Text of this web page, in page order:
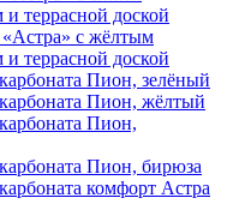
террасной доской
«Астра» с жёлтым
террасной доской
Пион, зелёный
Пион, жёлтый
Пион,
Пион, бирюза
комфорт Астра